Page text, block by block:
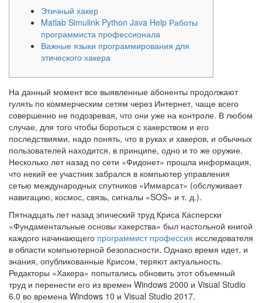
Этичный хакер
Matlab Simulink Python Java Help Работы
программиста профессионала
Важные языки программирования для
этического хакера
На данный момент все выявленные абоненты продолжают
гулять по коммерческим сетям через Интернет, чаще всего
совершенно не подозревая, что они уже на контроле. В любом
случае, для того чтобы бороться с хакерством и его
последствиями, надо понять, что в руках и хакеров, и обычных
пользователей находится, в принципе, одно и то же оружие.
Несколько лет назад по сети «Фидонет» прошла информация,
что некий ее участник забрался в компьютер управления
сетью международных спутников «Иммарсат» (обслуживает
навигацию, космос, связь, сигналы «SOS» и т. д.).
Пятнадцать лет назад эпический труд Криса Касперски
«Фундаментальные основы хакерства» был настольной книгой
каждого начинающего программист профессия исследователя
в области компьютерной безопасности. Однако время идет, и
знания, опубликованные Крисом, теряют актуальность.
Редакторы «Хакера» попытались обновить этот объемный
труд и перенести его из времен Windows 2000 и Visual Studio
6.0 во времена Windows 10 и Visual Studio 2017.